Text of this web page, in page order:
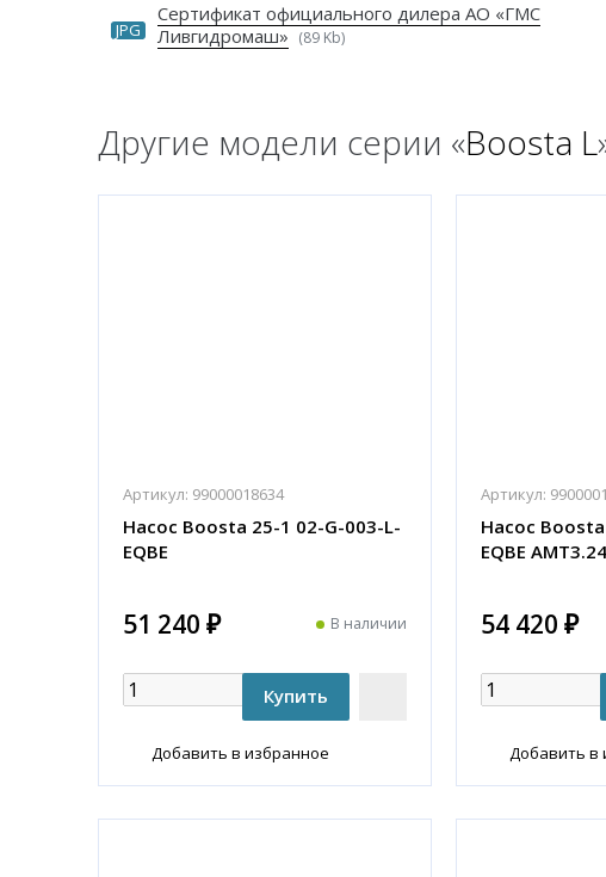
JPG
Сертификат официального дилера АО «ГМС
Ливгидромаш» (89 Kb)
Другие модели серии «Boosta L
Артикул: 99000018634
Насос Boosta 25-1 02-G-003-L-
EQBE
51 240 ₽ В наличии
Добавить в избранное
Артикул:
Насос
EQBE
54 420 ₽
Добавить в